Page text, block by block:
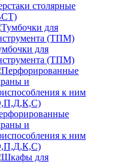
столярные
для
(ТПМ)
и
к ним